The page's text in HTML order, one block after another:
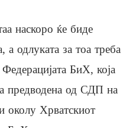
наскоро ќе биде
а одлуката за тоа треба
БиХ, која
предводена од СДП на
околу Хрватскиот